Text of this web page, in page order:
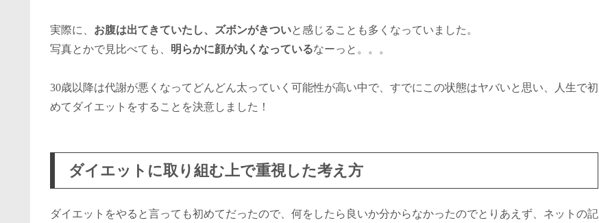
実際に、 お腹は出てきていたし、ズボンがきついと感じることも多くなっていました。
写真とかで見比べても、 明らかに顔が丸くなっているなーっと。。。
30歳以降は代謝が悪くなってどんどん太っていく可能性が高い中で、すでにこの状態はヤバいと思い、人生で初
めてダイエットをすることを決意しました！
ダイエットに取り組む上で重視した考え方
ダイエットをやると言っても初めてだったので、何をしたら良いか分からなかったのでとりあえず、ネットの記